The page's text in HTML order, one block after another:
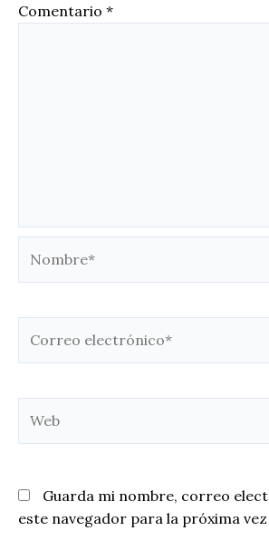
Comentario *
electrónico*
Guarda mi nombre, correo
este navegador para la próxima